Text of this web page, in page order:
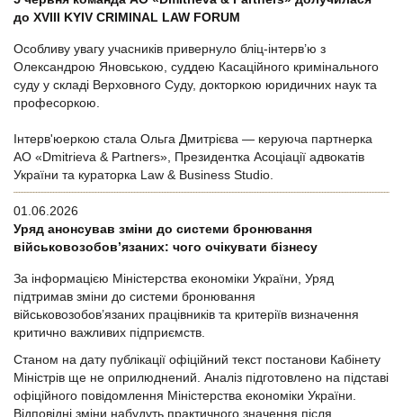
до XVIII KYIV CRIMINAL LAW FORUM
Особливу увагу учасників привернуло бліц-інтерв’ю з
Олександрою Яновською, суддею Касаційного кримінального
суду у складі Верховного Суду, докторкою юридичних наук та
професоркою.
Інтерв'юеркою стала Ольга Дмитрієва — керуюча партнерка
АО «Dmitrieva & Partners», Президентка Асоціації адвокатів
України та кураторка Law & Business Studio.
01.06.2026
Уряд анонсував зміни до системи бронювання
військовозобов’язаних: чого очікувати бізнесу
За інформацією Міністерства економіки України, Уряд
підтримав зміни до системи бронювання
військовозобов’язаних працівників та критеріїв визначення
критично важливих підприємств.
Станом на дату публікації офіційний текст постанови Кабінету
Міністрів ще не оприлюднений. Аналіз підготовлено на підставі
офіційного повідомлення Міністерства економіки України.
Відповідні зміни набудуть практичного значення після